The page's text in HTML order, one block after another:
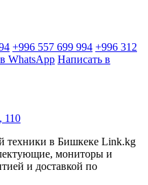
+996 557 699 994 +996 312
WhatsApp Написать в
110
техники в Бишкеке Link.kg
мониторы и
и доставкой по